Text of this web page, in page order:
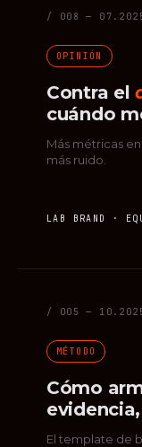
/ 008 —
OPINIÓN
Contra el
cuándo
Más métricas
más ruido.
LAB BRAND ·
/ 005 —
MÉTODO
Cómo
El template de